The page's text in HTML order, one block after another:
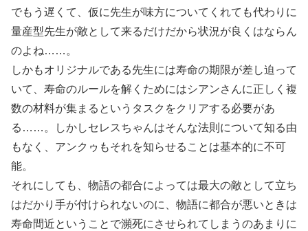
でもう遅くて、仮に先生が味方についてくれても代わりに
量産型先生が敵として来るだけだから状況が良くはならん
のよね……。
しかもオリジナルである先生には寿命の期限が差し迫って
いて、寿命のルールを解くためにはシアンさんに正しく複
数の材料が集まるというタスクをクリアする必要があ
る……。しかしセレスちゃんはそんな法則について知る由
もなく、アンクゥもそれを知らせることは基本的に不可
能。
それにしても、物語の都合によっては最大の敵として立ち
はだかり手が付けられないのに、物語に都合が悪いときは
寿命間近ということで瀕死にさせられてしまうのあまりに